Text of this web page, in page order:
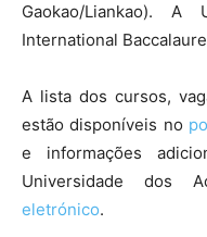
Gaokao/Liankao).
International
A lista dos cursos,
estão disponíveis no
e informações
Universidade dos
eletrónico.